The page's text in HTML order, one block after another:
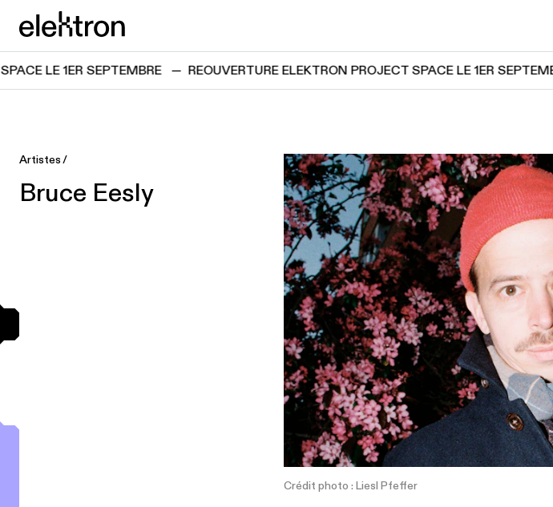
elektron
LE 1ER SEPTEMBRE — REOUVERTURE ELEKTRON PROJECT SPACE LE 1ER SEPTEMBRE
Artistes
Bruce Eesly
Crédit photo : Liesl Pfeffer